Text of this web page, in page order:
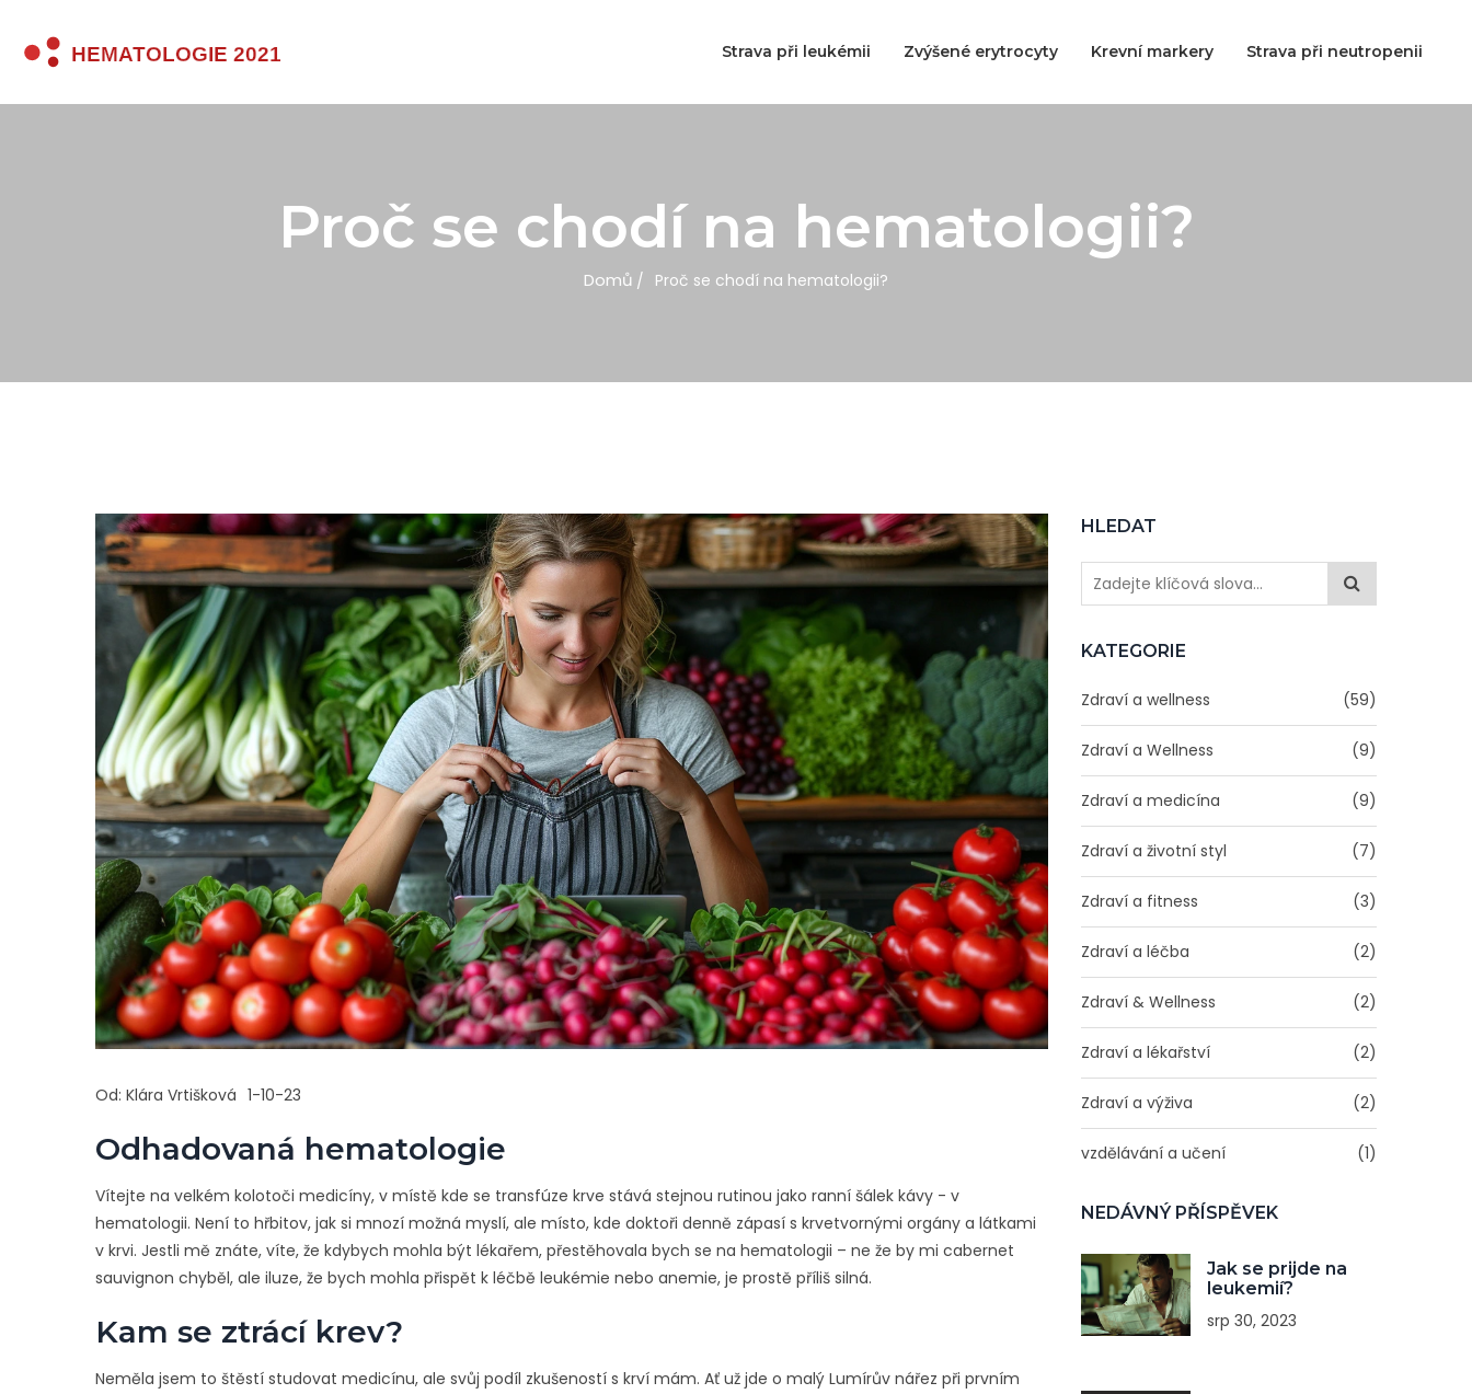
Strava při leukémii Zvýšené erytrocyty Krevní markery Strava při neutropenii
Proč se chodí na hematologii?
Domů Proč se chodí na hematologii?
HLEDAT
KATEGORIE
Zdraví a wellness (59)
Zdraví a Wellness (9)
Zdraví a medicína (9)
Zdraví a životní styl (7)
Zdraví a fitness (3)
Zdraví a léčba (2)
Zdraví & Wellness (2)
Zdraví a lékařství (2)
Zdraví a výživa (2)
vzdělávání a učení (1)
NEDÁVNÝ PŘÍSPĚVEK
Jak se prijde na
leukemií?
srp 30, 2023
Od: Klára Vrtišková 1-10-23
Odhadovaná hematologie
Vítejte na velkém kolotoči medicíny, v místě kde se transfúze krve stává stejnou rutinou jako ranní šálek kávy - v
hematologii. Není to hřbitov, jak si mnozí možná myslí, ale místo, kde doktoři denně zápasí s krvetvornými orgány a látkami
v krvi. Jestli mě znáte, víte, že kdybych mohla být lékařem, přestěhovala bych se na hematologii – ne že by mi cabernet
sauvignon chyběl, ale iluze, že bych mohla přispět k léčbě leukémie nebo anemie, je prostě příliš silná.
Kam se ztrácí krev?
Neměla jsem to štěstí studovat medicínu, ale svůj podíl zkušeností s krví mám. Ať už jde o malý Lumírův nářez při prvním